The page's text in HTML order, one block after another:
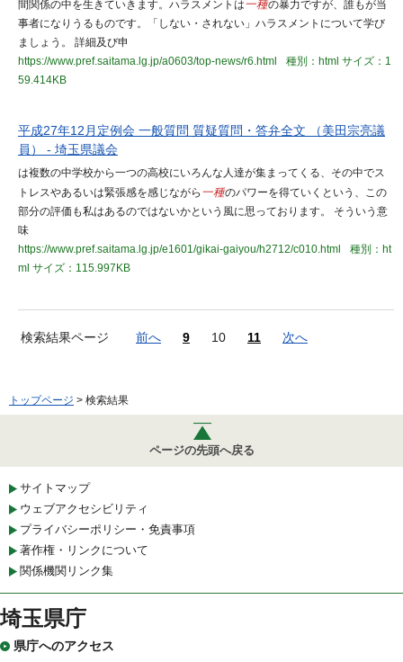
間関係の中を生きていきます。ハラスメントは一種の暴力ですが、誰もが当
事者になりうるものです。「しない・されない」ハラスメントについて学び
ましょう。 詳細及び申
https://www.pref.saitama.lg.jp/a0603/top-news/r6.html
種別：html サイズ：1
59.414KB
平成27年12月定例会 一般質問 質疑質問・答弁全文 （美田宗亮議
員） - 埼玉県議会
は複数の中学校から一つの高校にいろんな人達が集まってくる、その中でス
トレスやあるいは緊張感を感じながら 一種のパワーを得ていくという、この
部分の評価も私はあるのではないかという風に思っております。 そういう意
味
https://www.pref.saitama.lg.jp/e1601/gikai-gaiyou/h2712/c010.html
種別：ht
ml サイズ：115.997KB
検索結果ページ 前へ 9 10 11 次へ
トップページ > 検索結果
ページの先頭へ戻る
サイトマップ
ウェブアクセシビリティ
プライバシーポリシー・免責事項
著作権・リンクについて
関係機関リンク集
埼玉県庁
県庁へのアクセス